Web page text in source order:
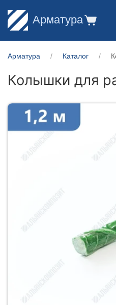
Арматура
Арматура Каталог
Колышки для